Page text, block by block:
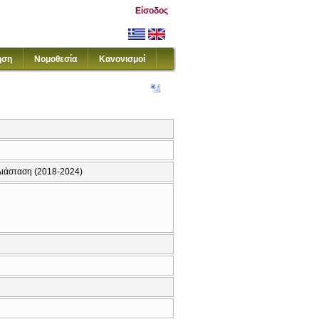
Είσοδος
Νομοθεσία Κανονισμοί
(2018-2024)